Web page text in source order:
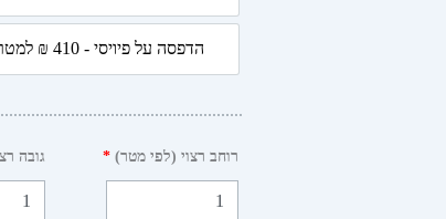
הדפסה על פיויסי - 410 ₪ למטר
רוחב רצוי (לפי מטר) * גובה
דלת
פרקי